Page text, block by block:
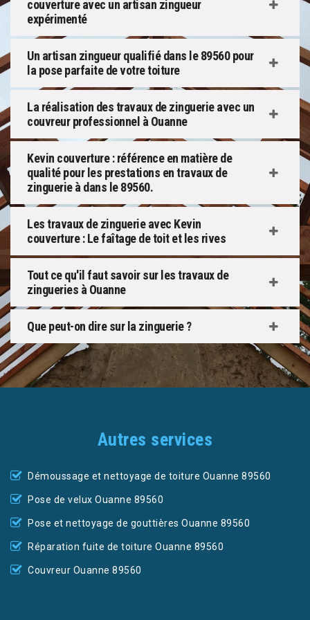
couverture avec un artisan zingueur
expérimenté
Un artisan zingueur qualifié dans le 89560 pour
la pose parfaite de votre toiture
La réalisation des travaux de zinguerie avec un
couvreur professionnel à Ouanne
Kevin couverture : référence en matière de
qualité pour les prestations en travaux de
zinguerie à dans le 89560.
Les travaux de zinguerie avec Kevin
couverture : Le faîtage de toit et les rives
Tout ce qu'il faut savoir sur les travaux de
zingueries à Ouanne
Que peut-on dire sur la zinguerie ?
Autres services
Démoussage et nettoyage de toiture Ouanne 89560
Pose de velux Ouanne 89560
Pose et nettoyage de gouttières Ouanne 89560
Réparation fuite de toiture Ouanne 89560
Couvreur Ouanne 89560